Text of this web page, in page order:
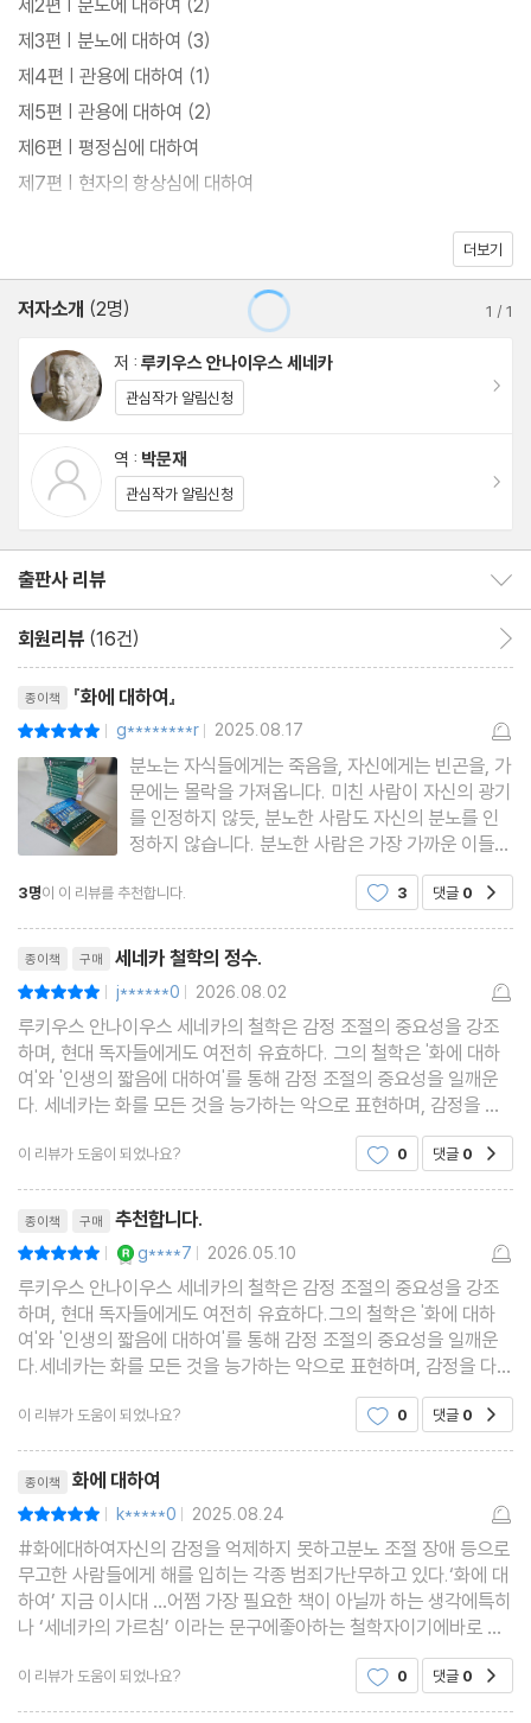
는 내부의 적과 싸우는 법을 가르치는 고전이다. 그는 분노를 “잠시
미친 상태”라 정의하고, 세 권에 걸쳐 그 원인과 해악, 예방과 치유
를 매우 논리적이고 현실적인 방식으로 서술한다. 특히 교육, 환경,
습관, 사고방식에 따라 분노를 사전에 예방할 수 있다는 그의 통찰은
현대 심리학과 뇌과학에서도 반복되는 핵심 주제다. 세네카는 철학
『관용에 대하여』는 황제 네로에게 바치는 조언서처럼 쓰였지만, 그
이면에는 권력과 용서, 정치적 리더십에 대한 날카로운 통찰이 숨어
있다. 그는 관용을 “신의 미덕”이라 부르며, 복수의 악순환을 끊고
공존의 질서를 복원하는 정치 윤리의 핵심으로 제시한다.
『평정심에 대하여』에서는 세레누스라는 친구의 내면적 불안을 다룬
다. 세네카는 평정심이란 감정의 부재가 아니라, 세상을 올바르게 이
해하고 선택하는 지혜에서 비롯된다고 말한다. 흔들리는 마음을 다
기 손으로 다시 잡는 회복력(resilience)의 철학이다.
이번 『화에 대하여』는 『관용에 대하여』, 『평정심에 대하여』 등 총 7
편의 에세이를 함께 엮은 세네카 실천 철학의 결정판이다. 현대지성
클래식 시리즈는 세네카의 에세이 14편 전체를 67~68번으로 소
개한다. 전체를 라틴어 원전에서 완역해, 철학적 깊이와 현대적 맥락
이 조화된 정중한 번역으로, 누구나 고전의 핵심을 맛볼 수 있도록
돕는다. 고전은 오래된 책이 아니라, 지금도 작동하는 통찰이다. 세
네카의 문장은 내면이 무너질 듯한 순간마다 꺼내 읽는 마음의 연고
가 되어줄 것이다.
제2편 | 분노에 대하여 (2)
제3편 | 분노에 대하여 (3)
제4편 | 관용에 대하여 (1)
제5편 | 관용에 대하여 (2)
제6편 | 평정심에 대하여
제7편 | 현자의 항상심에 대하여
더보기
저자소개 (2명) 1 /1
저 : 루키우스 안나이우스 세네카
관심작가 알림신청
역 : 박문재
관심작가 알림신청
출판사 리뷰
회원리뷰 (16건)
종이책 『화에 대하여』
| g********r | 2025.08.17
분노는 자식들에게는 죽음을, 자신에게는 빈곤을, 가
문에는 몰락을 가져옵니다. 미친 사람이 자신의 광기
를 인정하지 않듯, 분노한 사람도 자신의 분노를 인
정하지 않습니다. 분노한 사람은 가장 가까운 이들의
적이 되고, 가장 소중한 이들에게는 기피 대상이 됩
니다. 그들은 법도 무시한 채 오직 해칠 궁리만 하며,
사소한 일에도 동요하고, 그 어떤 말이나 호의도 다
가갈 수 없게 됩니
3명이 이 리뷰를 추천합니다. 3 댓글 0
종이책 구매 세네카 철학의 정수.
| j******0 | 2026.08.02
루키우스 안나이우스 세네카의 철학은 감정 조절의 중요성을 강조
하며, 현대 독자들에게도 여전히 유효하다. 그의 철학은 '화에 대하
여'와 '인생의 짧음에 대하여'를 통해 감정 조절의 중요성을 일깨운
다. 세네카는 화를 모든 것을 능가하는 악으로 표현하며, 감정을 다
스리지 못할 때 비이성적인 영역에 들어선다고 설명한다.
이 리뷰가 도움이 되었나요? 0 댓글 0
종이책 구매 추천합니다.
| g****7 | 2026.05.10
루키우스 안나이우스 세네카의 철학은 감정 조절의 중요성을 강조
하며, 현대 독자들에게도 여전히 유효하다.그의 철학은 '화에 대하
여'와 '인생의 짧음에 대하여'를 통해 감정 조절의 중요성을 일깨운
다.세네카는 화를 모든 것을 능가하는 악으로 표현하며, 감정을 다스
리지 못할 때 비이성적인 영역에 들어선다고설명한다.
이 리뷰가 도움이 되었나요? 0 댓글 0
종이책 화에 대하여
| k*****0 | 2025.08.24
#화에대하여자신의 감정을 억제하지 못하고분노 조절 장애 등으로
무고한 사람들에게 해를 입히는 각종 범죄가난무하고 있다.‘화에 대
하여’ 지금 이시대 …어쩜 가장 필요한 책이 아닐까 하는 생각에특히
나 ‘세네카의 가르침’ 이라는 문구에좋아하는 철학자이기에바로 읽
어 볼 수 밖에 없었다. 🤗’루키우스 안나이우스 세네카‘기사 계급 가
문에서 태어나 로마에서 성장한 그는소아
이 리뷰가 도움이 되었나요? 0 댓글 0